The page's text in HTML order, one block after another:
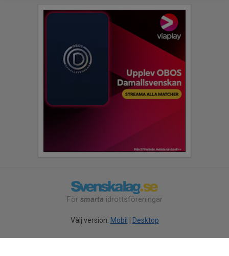
För smarta idrottsföreningar
Välj version: Mobil Desktop